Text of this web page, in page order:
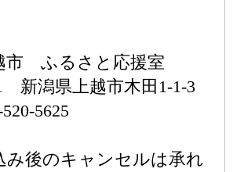
市 ふるさと応援室
新潟県上越市木田1-1-3
5625
み後のキャンセルは承れ